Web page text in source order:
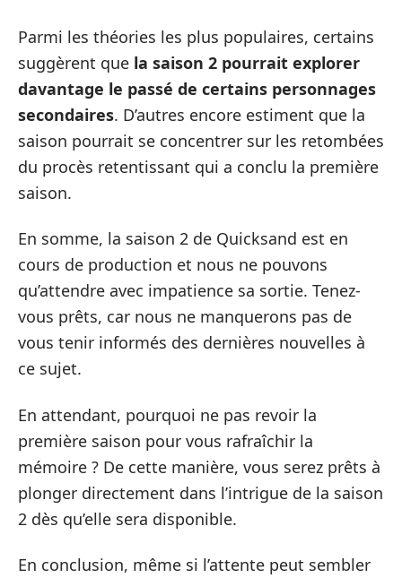
Parmi les théories les plus populaires, certains
suggèrent que la saison 2 pourrait explorer
davantage le passé de certains personnages
secondaires. D’autres encore estiment que la
saison pourrait se concentrer sur les retombées
du procès retentissant qui a conclu la première
saison.
En somme, la saison 2 de Quicksand est en
cours de production et nous ne pouvons
qu’attendre avec impatience sa sortie. Tenez-
vous prêts, car nous ne manquerons pas de
vous tenir informés des dernières nouvelles à
ce sujet.
En attendant, pourquoi ne pas revoir la
première saison pour vous rafraîchir la
mémoire ? De cette manière, vous serez prêts à
plonger directement dans l’intrigue de la saison
2 dès qu’elle sera disponible.
En conclusion, même si l’attente peut sembler